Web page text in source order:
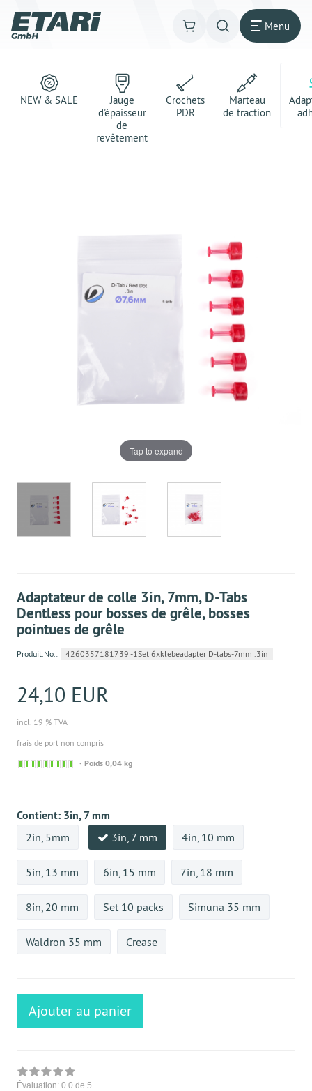
Menu
NEW & SALE
Jauge
d'épaisseur
de
revêtement
Crochets
PDR
Marteau
de traction
Tap to expand
Adaptateur de colle 3in, 7mm, D-Tabs
Dentless pour bosses de grêle, bosses
pointues de grêle
Produit.No.: 4260357181739 -1Set 6xklebeadapter D-tabs-7mm .3in
24,10 EUR
incl. 19 % TVA
frais de port non compris
Sofort
Poids 0,04 kg
Contient: 3in, 7 mm
2in, 5mm 3in, 7 mm 4in, 10 mm
5in, 13 mm 6in, 15 mm 7in, 18 mm
8in, 20 mm Set 10 packs Simuna 35 mm
Waldron 35 mm Crease
Ajouter au panier
Évaluation: 0.0 de 5